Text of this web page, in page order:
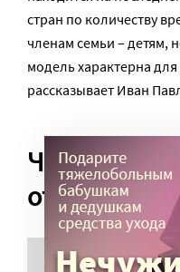
стран по количеству
членам семьи – детям,
модель характерна для
рассказывает Иван
Чего
отцы